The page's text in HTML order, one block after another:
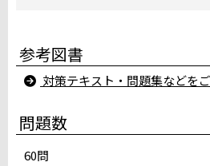
小山駅西口テストセンター
所沢駅南口テストセンター
大宮駅前テストセンター（川村
みのり台パソコン教室テストセン
サンアイルス船橋テストセンタ
スタディＰＣネット柏校
参考図書
対策テキスト・問題集などを
問題数
60問